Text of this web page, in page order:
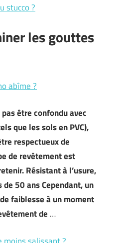
stucco ?
les gouttes
abîme ?
être confondu avec
que les sols en PVC),
respectueux de
de revêtement est
Résistant à l’usure,
50 ans Cependant, un
faiblesse à un moment
de …